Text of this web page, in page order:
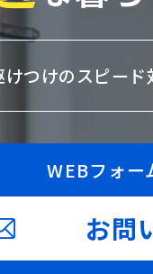
つけのスピード
WEBフォー
お問